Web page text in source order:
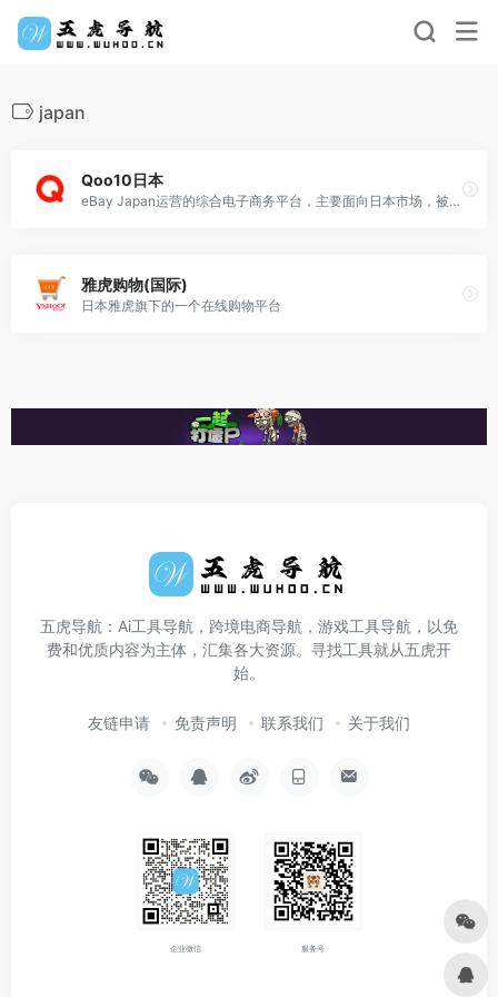
japan
Qoo10日本
eBay Japan运营的综合电子商务平台，主要面向日本市场，被誉为日本版的“拼多多”
雅虎购物(国际)
日本雅虎旗下的一个在线购物平台
五虎导航：Ai工具导航，跨境电商导航，游戏工具导航，以免
费和优质内容为主体，汇集各大资源。寻找工具就从五虎开
始。
友链申请 免责声明 联系我们 关于我们
企业微信 服务号